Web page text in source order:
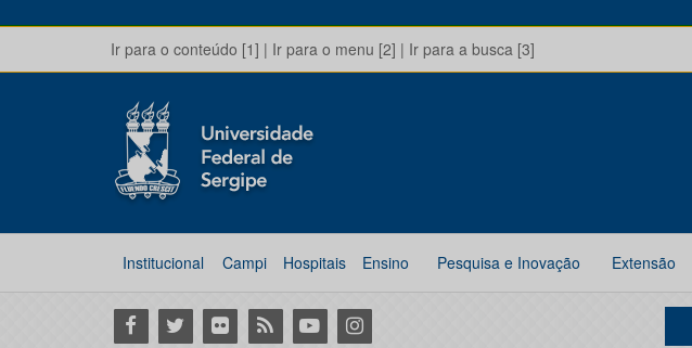
Ir para o conteúdo [1] | Ir para o menu [2] | Ir para a busca [3]
Institucional Campi Hospitais Ensino Pesquisa e Inovação Extensão
Facebook
Twitter Flickr RSS YoutubeInstagram